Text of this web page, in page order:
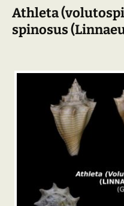
Athleta
spinosus